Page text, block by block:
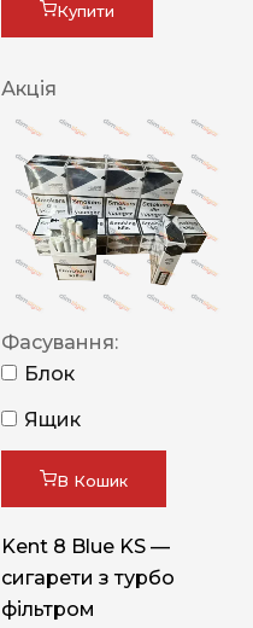
Купити
Акція
Фасування:
Блок
Ящик
В Кошик
Kent 8 Blue KS —
сигарети з турбо
фільтром